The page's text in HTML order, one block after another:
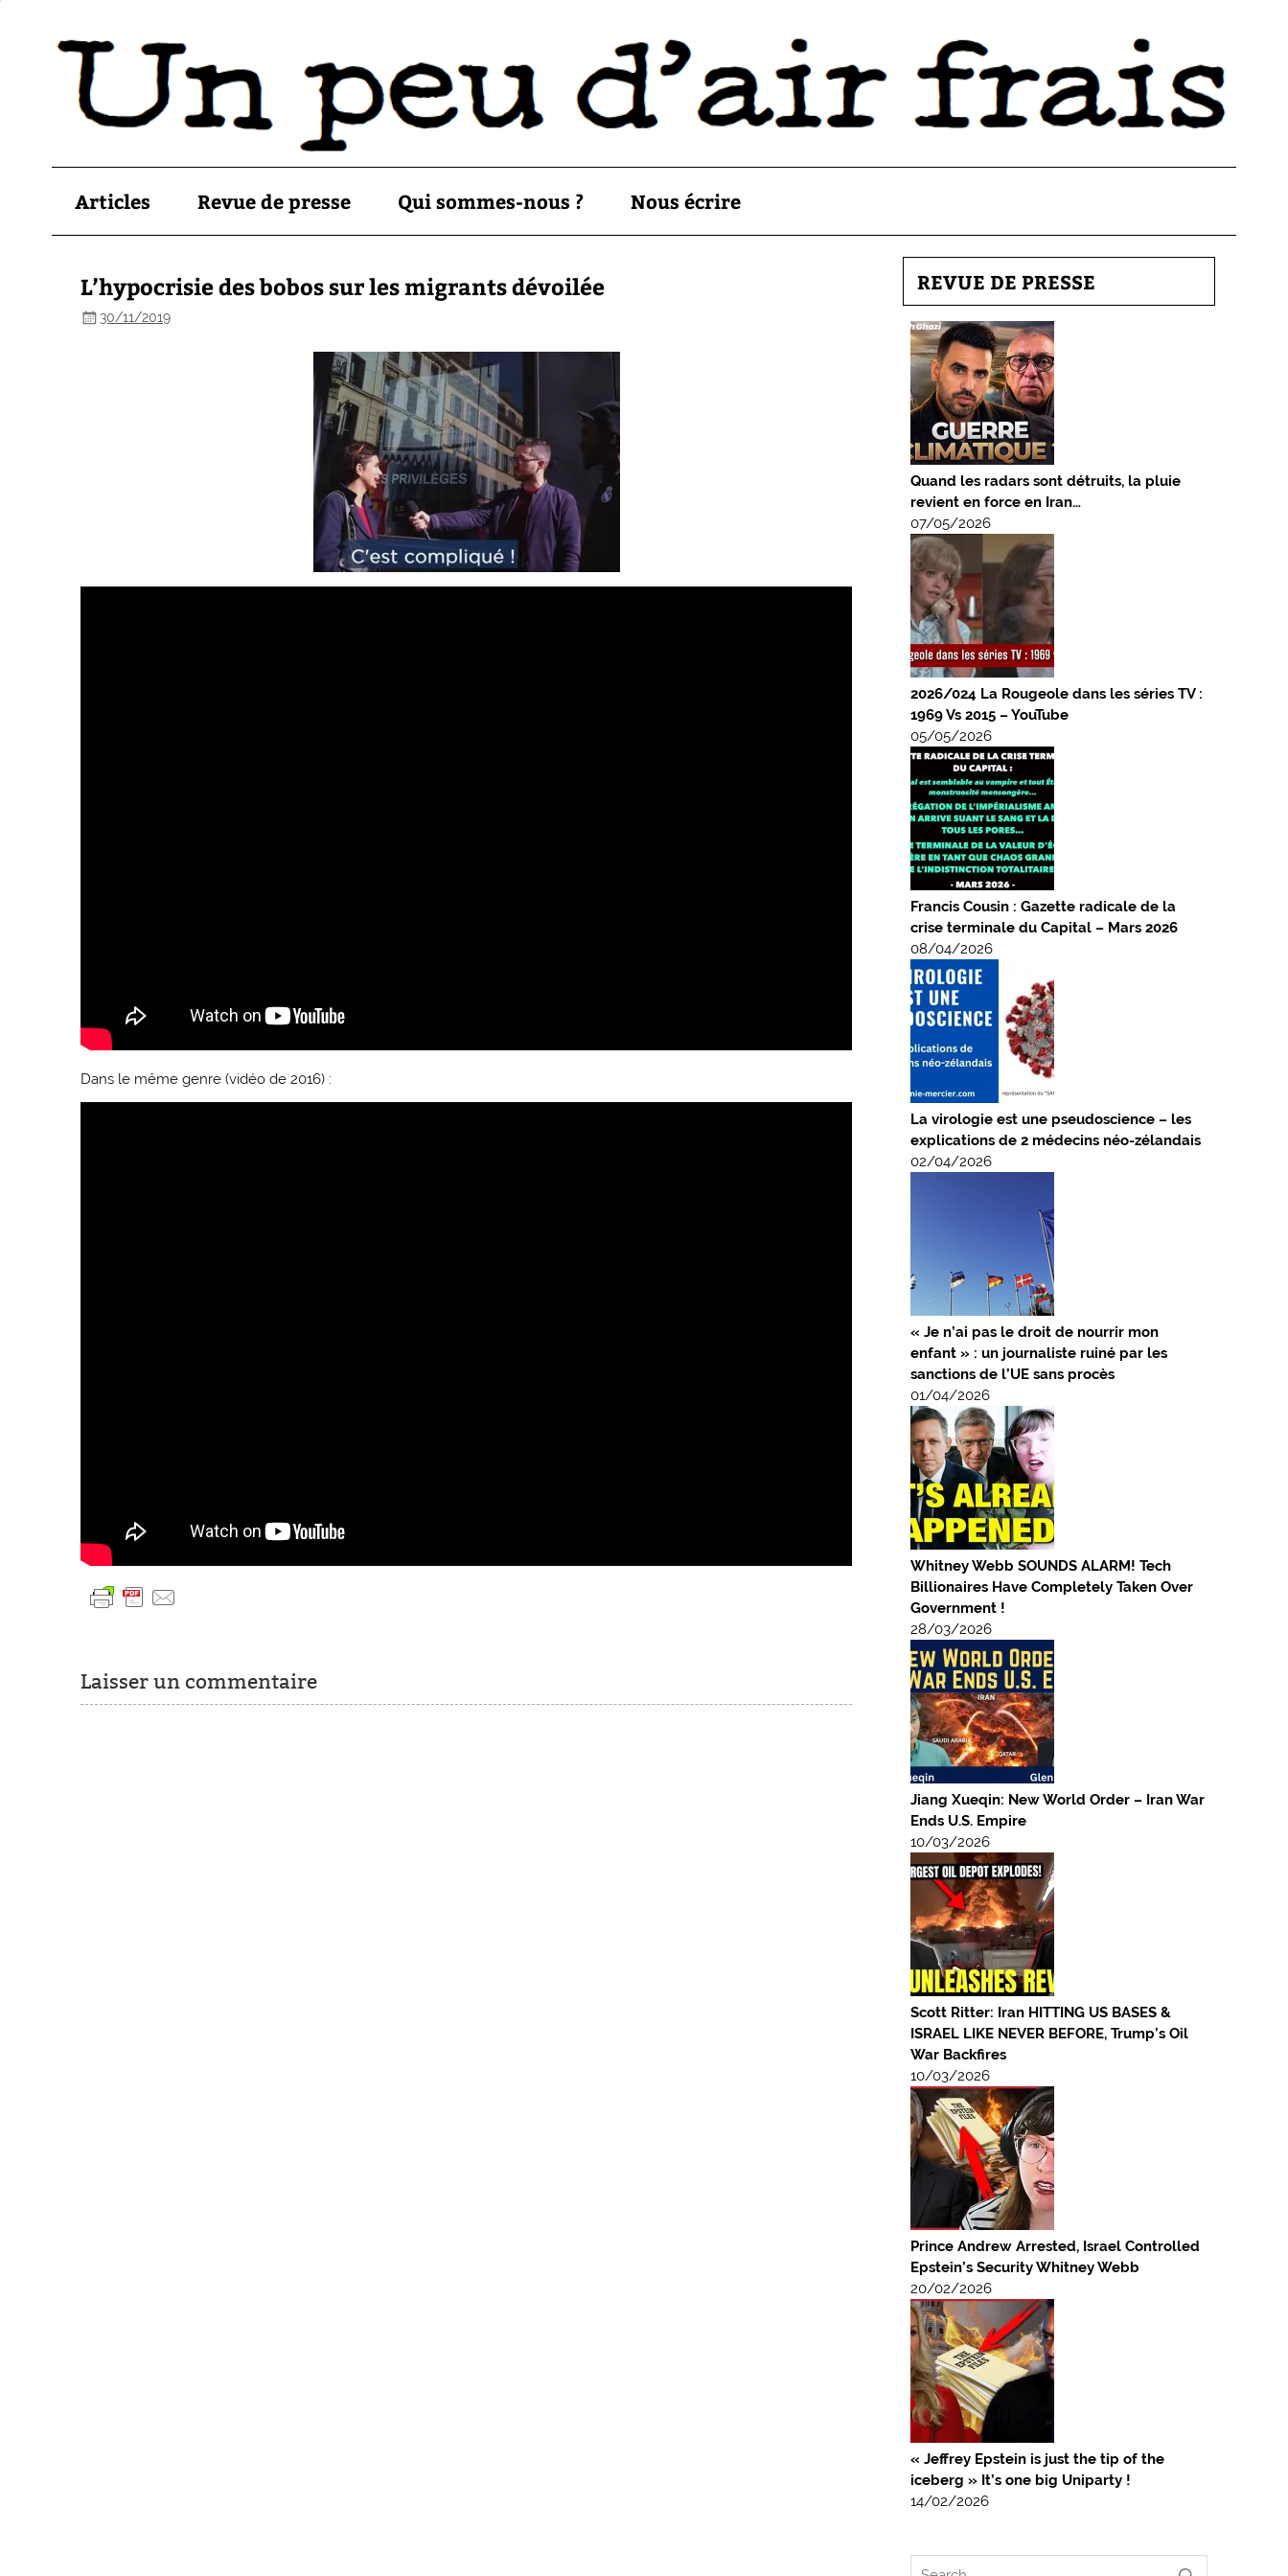
Articles Revue de presse Qui sommes-nous ? Nous écrire
L’hypocrisie des bobos sur les migrants dévoilée
30/11/2019
Dans le même genre (vidéo de 2016) :
Laisser un commentaire
REVUE DE PRESSE
Quand les radars sont détruits, la pluie
revient en force en Iran…
07/05/2026
2026/024 La Rougeole dans les séries TV :
1969 Vs 2015 – YouTube
05/05/2026
Francis Cousin : Gazette radicale de la
crise terminale du Capital – Mars 2026
08/04/2026
La virologie est une pseudoscience – les
explications de 2 médecins néo-zélandais
02/04/2026
« Je n’ai pas le droit de nourrir mon
enfant » : un journaliste ruiné par les
sanctions de l’UE sans procès
01/04/2026
Whitney Webb SOUNDS ALARM! Tech
Billionaires Have Completely Taken Over
Government !
28/03/2026
Jiang Xueqin: New World Order – Iran War
Ends U.S. Empire
10/03/2026
Scott Ritter: Iran HITTING US BASES &
ISRAEL LIKE NEVER BEFORE, Trump’s Oil
War Backfires
10/03/2026
Prince Andrew Arrested, Israel Controlled
Epstein’s Security Whitney Webb
20/02/2026
« Jeffrey Epstein is just the tip of the
iceberg » It’s one big Uniparty !
14/02/2026